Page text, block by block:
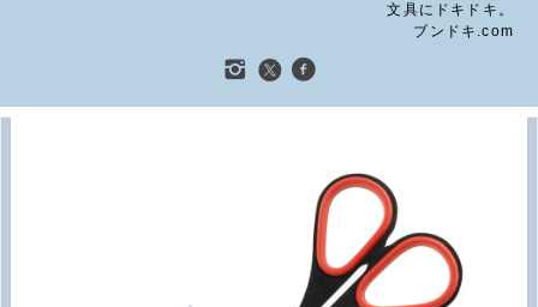
文具にドキドキ。
ブンドキ.com